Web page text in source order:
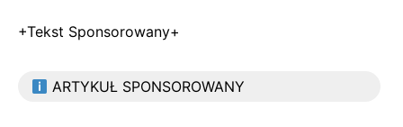
+Tekst Sponsorowany+
ARTYKUŁ SPONSOROWANY